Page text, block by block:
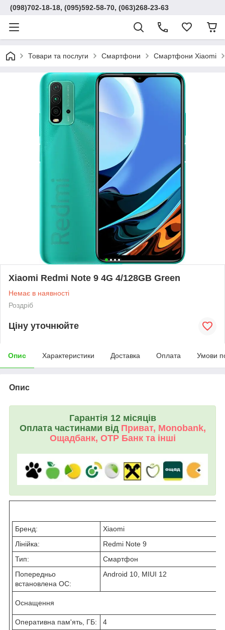
(098)702-18-18, (095)592-58-70, (063)268-23-63
Товари та послуги Смартфони Смартфони Xiaomi
Xiaomi Redmi Note 9 4G 4/128GB Green
Немає в наявності
Роздріб
Ціну уточнюйте
Опис Характеристики Доставка Оплата Умови
Опис
Гарантія 12 місяців
Оплата частинами від Приват, Monobank,
Ощадбанк, OTP Банк та інші
Бренд:
Xiaomi
Лінійка:
Redmi Note 9
Тип:
Смартфон
Попередньо
встановлена ОС:
Android 10, MIUI 12
Оснащення
Оперативна пам'ять, ГБ:
4